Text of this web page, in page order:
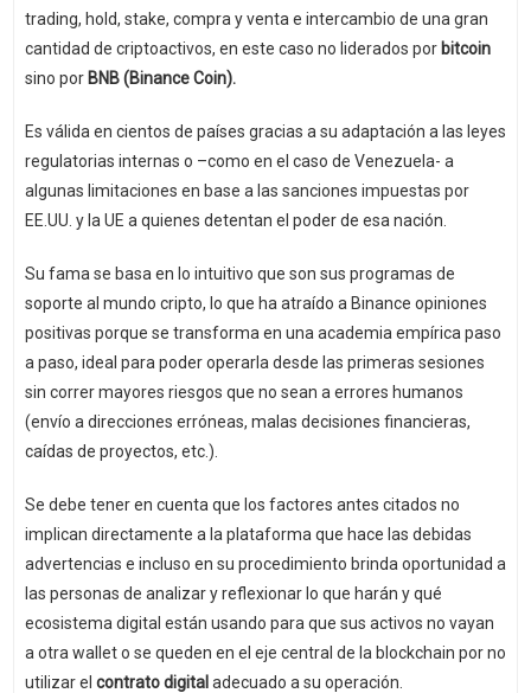
trading, hold, stake, compra y venta e intercambio de una gran
cantidad de criptoactivos, en este caso no liderados por bitcoin
sino por BNB (Binance Coin).
Es válida en cientos de países gracias a su adaptación a las leyes
regulatorias internas o –como en el caso de Venezuela- a
algunas limitaciones en base a las sanciones impuestas por
EE.UU. y la UE a quienes detentan el poder de esa nación.
Su fama se basa en lo intuitivo que son sus programas de
soporte al mundo cripto, lo que ha atraído a Binance opiniones
positivas porque se transforma en una academia empírica paso
a paso, ideal para poder operarla desde las primeras sesiones
sin correr mayores riesgos que no sean a errores humanos
(envío a direcciones erróneas, malas decisiones financieras,
caídas de proyectos, etc.).
Se debe tener en cuenta que los factores antes citados no
implican directamente a la plataforma que hace las debidas
advertencias e incluso en su procedimiento brinda oportunidad a
las personas de analizar y reflexionar lo que harán y qué
ecosistema digital están usando para que sus activos no vayan
a otra wallet o se queden en el eje central de la blockchain por no
utilizar el contrato digital adecuado a su operación.